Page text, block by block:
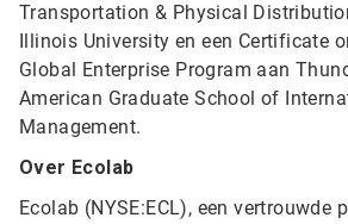
Transportation & Physical
Illinois University en een Certificate
Global Enterprise Program aan
American Graduate School of
Management.
Over Ecolab
Ecolab (NYSE:ECL), een vertrouwde